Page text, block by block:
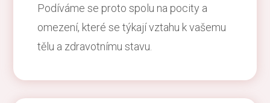
Podíváme se proto spolu na pocity a
omezení, které se týkají vztahu k vašemu
tělu a zdravotnímu stavu.